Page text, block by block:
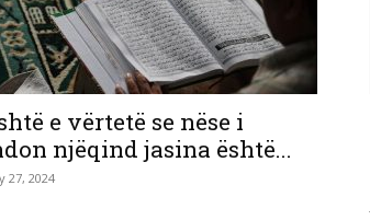
e vërtetë se nëse i
njëqind jasina është...
27, 2024